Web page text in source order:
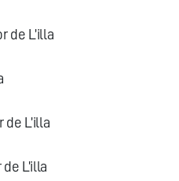
de L’illa
de L’illa
L’illa